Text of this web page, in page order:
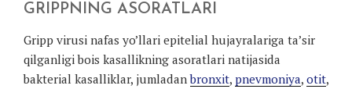
GRIPPNING ASORATLARI
Gripp virusi nafas yo’llari epitelial hujayralariga ta’sir
qilganligi bois kasallikning asoratlari natijasida
bakterial kasalliklar, jumladanbronxit, pnevmoniya, otit,